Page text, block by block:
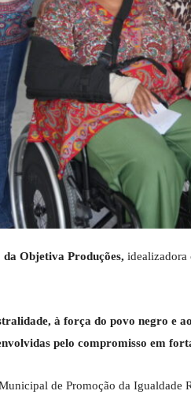
Objetiva Produções, idealizadora
à força do povo negro e
pelo compromisso em
de Promoção da Igualdade